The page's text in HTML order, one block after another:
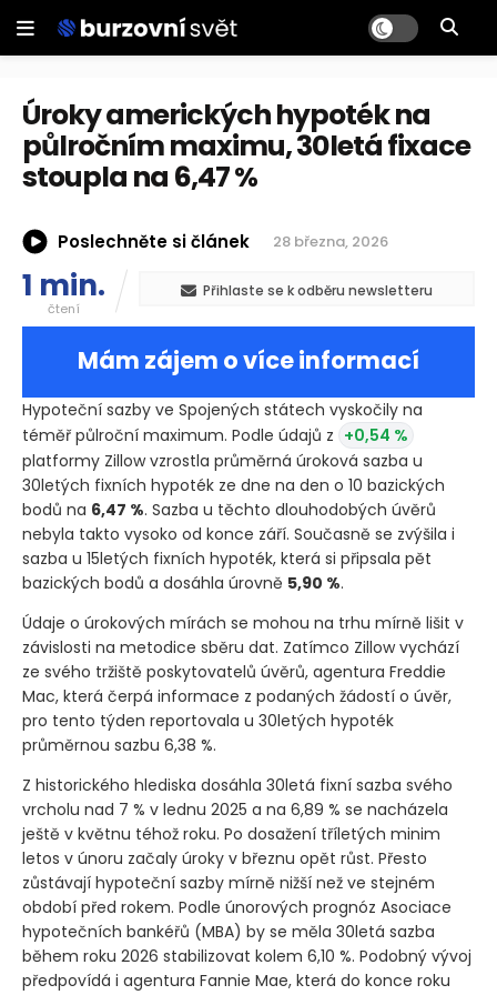
Úroky amerických hypoték na
půlročním maximu, 30letá fixace
stoupla na 6,47 %
Poslechněte si článek 28 března, 2026
1 min.
čtení
Přihlaste se k odběru newsletteru
Mám zájem o více informací
Hypoteční sazby ve Spojených státech vyskočily na
téměř půlroční maximum. Podle údajů z +0,54 %
platformy Zillow vzrostla průměrná úroková sazba u
30letých fixních hypoték ze dne na den o 10 bazických
bodů na 6,47 %. Sazba u těchto dlouhodobých úvěrů
nebyla takto vysoko od konce září. Současně se zvýšila i
sazba u 15letých fixních hypoték, která si připsala pět
bazických bodů a dosáhla úrovně 5,90 %.
Údaje o úrokových mírách se mohou na trhu mírně lišit v
závislosti na metodice sběru dat. Zatímco Zillow vychází
ze svého tržiště poskytovatelů úvěrů, agentura Freddie
Mac, která čerpá informace z podaných žádostí o úvěr,
pro tento týden reportovala u 30letých hypoték
průměrnou sazbu 6,38 %.
Z historického hlediska dosáhla 30letá fixní sazba svého
vrcholu nad 7 % v lednu 2025 a na 6,89 % se nacházela
ještě v květnu téhož roku. Po dosažení tříletých minim
letos v únoru začaly úroky v březnu opět růst. Přesto
zůstávají hypoteční sazby mírně nižší než ve stejném
období před rokem. Podle únorových prognóz Asociace
hypotečních bankéřů (MBA) by se měla 30letá sazba
během roku 2026 stabilizovat kolem 6,10 %. Podobný vývoj
předpovídá i agentura Fannie Mae, která do konce roku